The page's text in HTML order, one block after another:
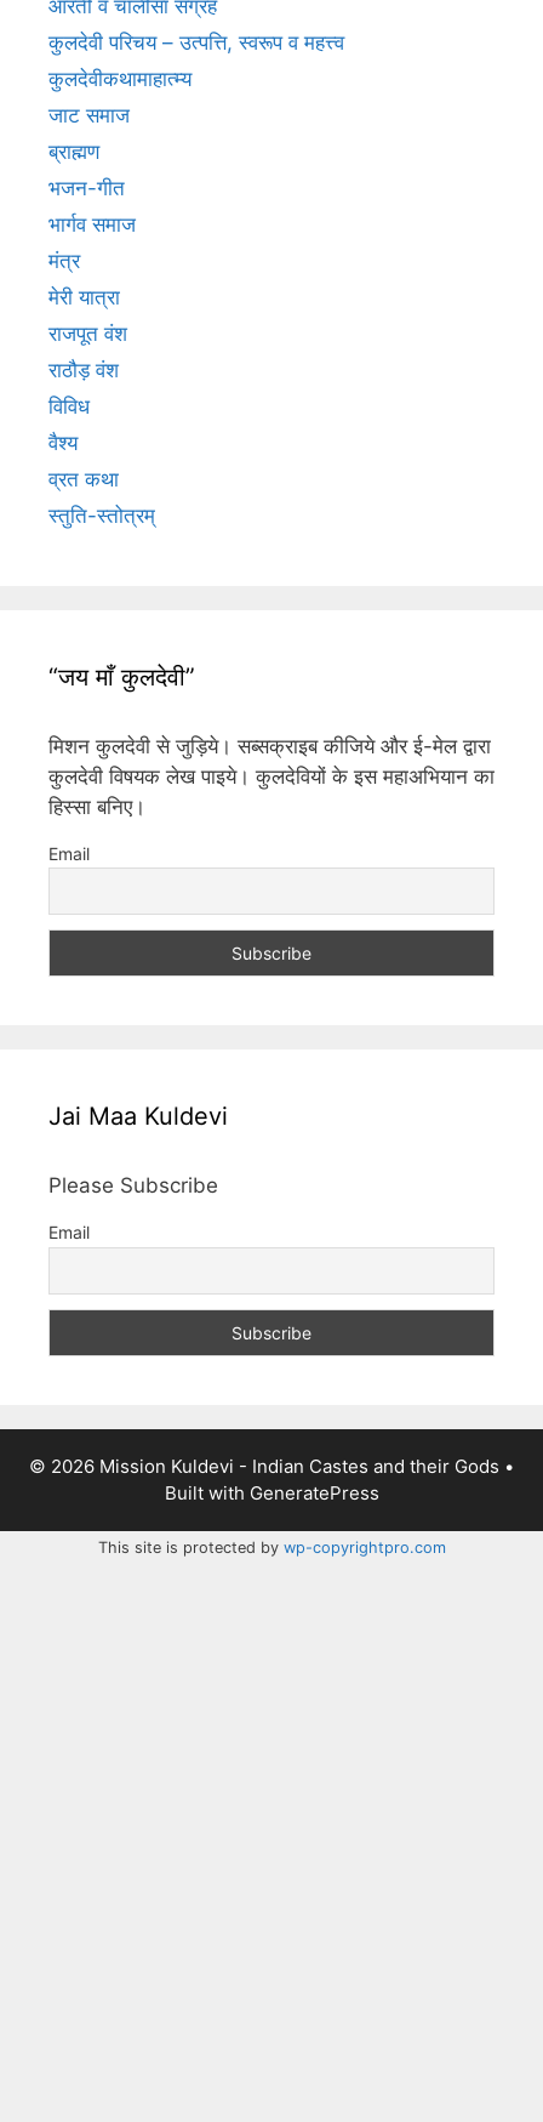
आरती व चालीसा संग्रह
कुलदेवी परिचय – उत्पत्ति, स्वरूप व महत्त्व
कुलदेवीकथामाहात्म्य
जाट समाज
ब्राह्मण
भजन-गीत
भार्गव समाज
मंत्र
मेरी यात्रा
राजपूत वंश
राठौड़ वंश
विविध
वैश्य
व्रत कथा
स्तुति-स्तोत्रम्
“जय माँ कुलदेवी”
मिशन कुलदेवी से जुड़िये। सब्सक्राइब कीजिये और ई-मेल द्वारा
कुलदेवी विषयक लेख पाइये। कुलदेवियों के इस महाअभियान का
हिस्सा बनिए।
Email
Jai Maa Kuldevi
Please Subscribe
Email
© 2026 Mission Kuldevi - Indian Castes and their Gods •
Built with GeneratePress
This site is protected by wp-copyrightpro.com